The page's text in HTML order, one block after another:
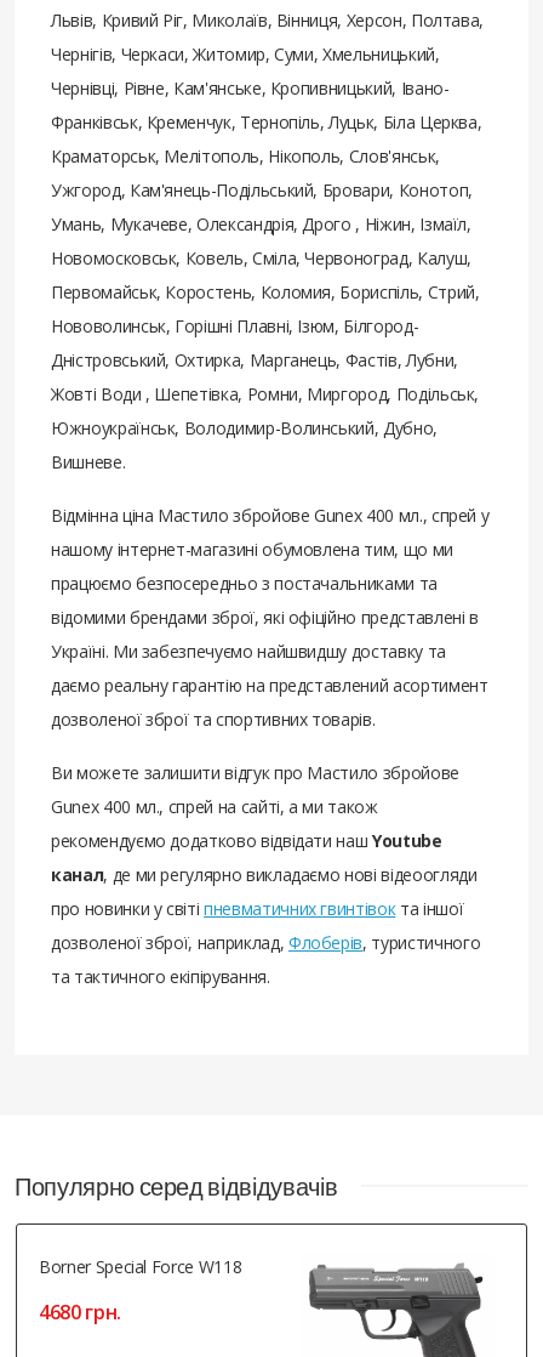
Львів, Кривий Ріг, Миколаїв, Вінниця, Херсон, Полтава,
Чернігів, Черкаси, Житомир, Суми, Хмельницький,
Чернівці, Рівне, Кам'янське, Кропивницький, Івано-
Франківськ, Кременчук, Тернопіль, Луцьк, Біла Церква,
Краматорськ, Мелітополь, Нікополь, Слов'янськ,
Ужгород, Кам'янець-Подільський, Бровари, Конотоп,
Умань, Мукачеве, Олександрія, Дрого , Ніжин, Ізмаїл,
Новомосковськ, Ковель, Сміла, Червоноград, Калуш,
Первомайськ, Коростень, Коломия, Бориспіль, Стрий,
Нововолинськ, Горішні Плавні, Ізюм, Білгород-
Дністровський, Охтирка, Марганець, Фастів, Лубни,
Жовті Води , Шепетівка, Ромни, Миргород, Подільськ,
Южноукраїнськ, Володимир-Волинський, Дубно,
Вишневе.
Відмінна ціна Мастило збройове Gunex 400 мл., спрей у
нашому інтернет-магазині обумовлена ​​тим, що ми
працюємо безпосередньо з постачальниками та
відомими брендами зброї, які офіційно представлені в
Україні. Ми забезпечуємо найшвидшу доставку та
даємо реальну гарантію на представлений асортимент
дозволеної зброї та спортивних товарів.
Ви можете залишити відгук про Мастило збройове
Gunex 400 мл., спрей на сайті, а ми також
рекомендуємо додатково відвідати нашYoutube
канал, де ми регулярно викладаємо нові відеоогляди
про новинки у світіпневматичних гвинтівокта іншої
дозволеної зброї, наприклад, Флоберів, туристичного
та тактичного екіпірування.
Популярно серед відвідувачів
Borner Special Force W118
4680 грн.